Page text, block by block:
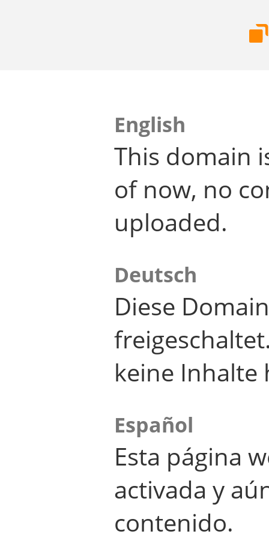
English
This domain
of now, no
uploaded.
Deutsch
Diese
keine Inhalte
Español
Esta página
activada y
contenido.